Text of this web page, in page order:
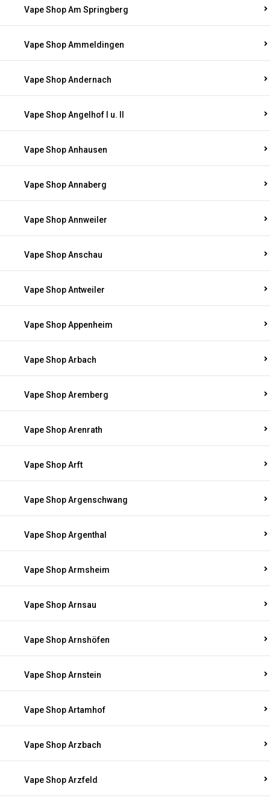
Vape Shop Am Springberg
Vape Shop Ammeldingen
Vape Shop Andernach
Vape Shop Angelhof I u. II
Vape Shop Anhausen
Vape Shop Annaberg
Vape Shop Annweiler
Vape Shop Anschau
Vape Shop Antweiler
Vape Shop Appenheim
Vape Shop Arbach
Vape Shop Aremberg
Vape Shop Arenrath
Vape Shop Arft
Vape Shop Argenschwang
Vape Shop Argenthal
Vape Shop Armsheim
Vape Shop Arnsau
Vape Shop Arnshöfen
Vape Shop Arnstein
Vape Shop Artamhof
Vape Shop Arzbach
Vape Shop Arzfeld